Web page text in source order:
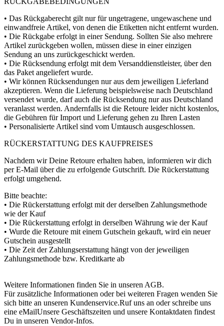
• Das Rückgaberecht gilt nur für ungetragene, ungewaschene und
einwandfreie Artikel, von denen die Etiketten nicht entfernt wurden.
• Die Rückgabe erfolgt in einer Sendung. Sollten Sie also mehrere
Artikel zurückgeben wollen, müssen diese in einer einzigen
Sendung an uns zurückgeschickt werden.
• Die Rücksendung erfolgt mit dem Versanddienstleister, über den
das Paket angeliefert wurde.
• Wir können Rücksendungen nur aus dem jeweiligen Lieferland
akzeptieren. Wenn die Lieferung beispielsweise nach Deutschland
versendet wurde, darf auch die Rücksendung nur aus Deutschland
veranlasst werden. Andernfalls ist die Retoure leider nicht kostenlos,
die Gebühren für Import und Lieferung gehen zu Ihren Lasten
• Personalisierte Artikel sind vom Umtausch ausgeschlossen.
RÜCKERSTATTUNG DES KAUFPREISES
Nachdem wir Deine Retoure erhalten haben, informieren wir dich
per E-Mail über die zu erfolgende Gutschrift. Die Rückerstattung
erfolgt umgehend.
Bitte beachte:
• Die Rückerstattung erfolgt mit der derselben Zahlungsmethode
wie der Kauf
• Die Rückerstattung erfolgt in derselben Währung wie der Kauf
• Wurde die Retoure mit einem Gutschein gekauft, wird ein neuer
Gutschein ausgestellt
• Die Zeit der Zahlungserstattung hängt von der jeweiligen
Zahlungsmethode bzw. Kreditkarte ab
Weitere Informationen finden Sie in unseren AGB.
Für zusätzliche Informationen oder bei weiteren Fragen wenden Sie
sich bitte an unseren Kundenservice.Ruf uns an oder schreibe uns
eine eMailUnsere Geschäftszeiten und unsere Kontaktdaten findest
Du in unseren Vendor-Infos.